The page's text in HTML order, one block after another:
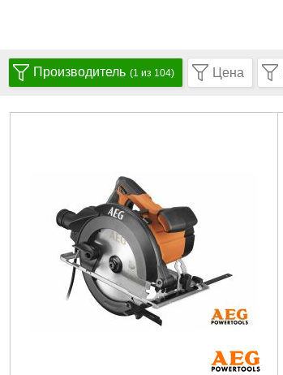
Производитель (1 из 104) Цена